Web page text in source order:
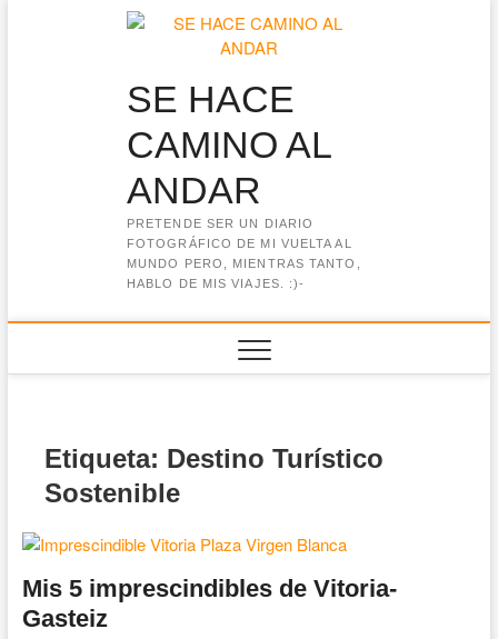
SE HACE
CAMINO AL
ANDAR
PRETENDE SER UN DIARIO
FOTOGRÁFICO DE MI VUELTA AL
MUNDO PERO, MIENTRAS TANTO,
HABLO DE MIS VIAJES. :)-
Etiqueta: Destino Turístico
Sostenible
Mis 5 imprescindibles de Vitoria-
Gasteiz